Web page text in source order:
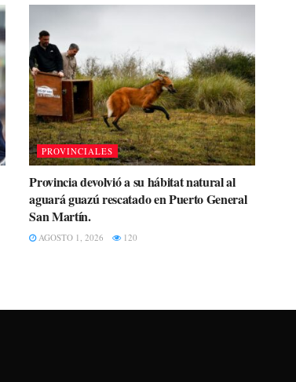
PROVINCIALES
Provincia devolvió a su hábitat natural al
aguará guazú rescatado en Puerto General
San Martín.
AGOSTO 1, 2026 120